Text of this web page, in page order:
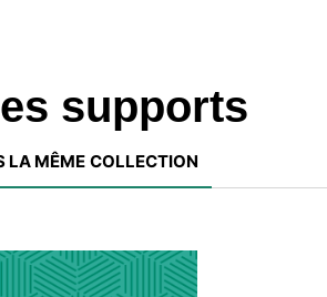
supports
LA MÊME COLLECTION